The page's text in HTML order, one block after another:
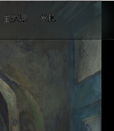
主题展 发现